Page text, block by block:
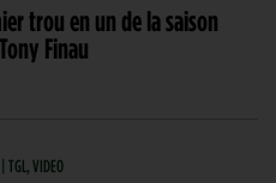
trou en un de la saison
Finau
TGL, VIDEO